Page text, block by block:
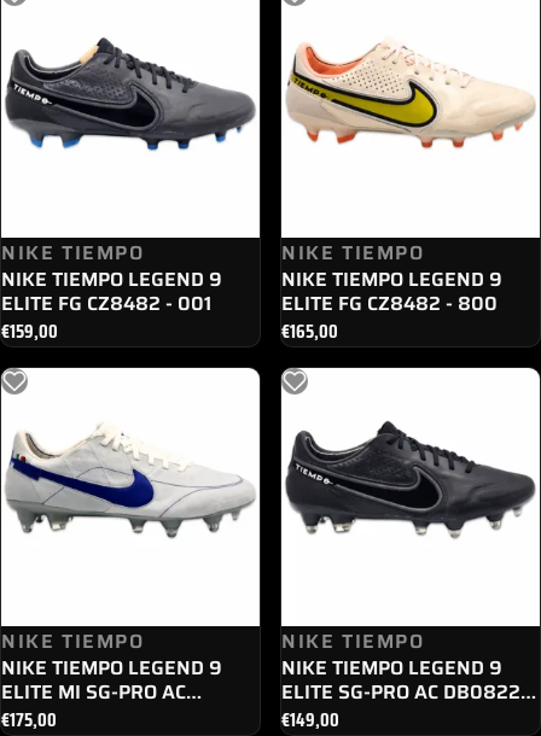
NIKE TIEMPO
NIKE TIEMPO LEGEND 9
ELITE FG CZ8482 - 001
€159,00
NIKE TIEMPO
NIKE TIEMPO LEGEND 9
ELITE FG CZ8482 - 800
€165,00
NIKE TIEMPO
NIKE TIEMPO LEGEND 9
ELITE MI SG-PRO AC
DQ7794 - 140
€175,00
NIKE TIEMPO
NIKE TIEMPO LEGEND 9
ELITE SG-PRO AC DB0822 -
001
€149,00